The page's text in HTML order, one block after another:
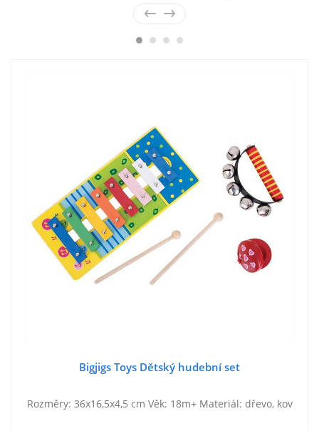
Bigjigs Toys Dětský hudební set
Rozměry: 36x16,5x4,5 cm Věk: 18m+ Materiál: dřevo, kov